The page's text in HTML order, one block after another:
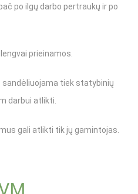
po ilgų darbo pertraukų ir po
prieinamos.
tiek statybinių
darbui atlikti.
gali atlikti tik jų gamintojas.